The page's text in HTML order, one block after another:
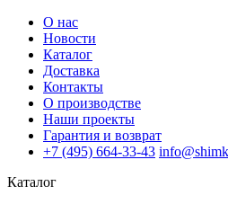
О нас
Новости
Каталог
Доставка
Контакты
О производстве
Наши проекты
Гарантия и возврат
+7 (495) 664-33-43
Каталог